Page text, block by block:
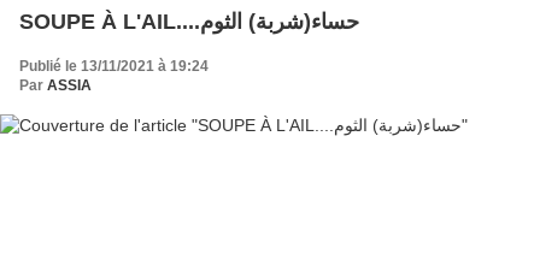
SOUPE À L'AIL....حساء(شربة) الثوم
Publié le 13/11/2021 à 19:24
Par ASSIA